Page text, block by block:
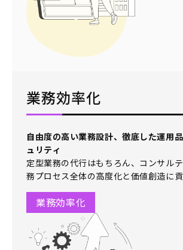
業務効率化
自由度の高い業務設計、徹底した運用
ュリティ
定型業務の代行はもちろん、コンサル
務プロセス全体の高度化と価値創造に貢
業務効率化